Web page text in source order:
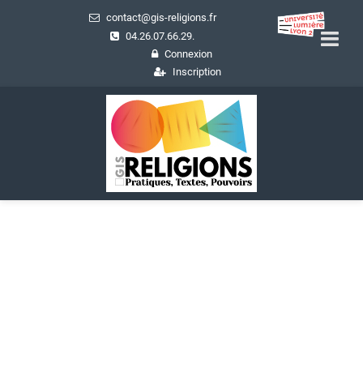
contact@gis-religions.fr
04.26.07.66.29.
Connexion
Inscription